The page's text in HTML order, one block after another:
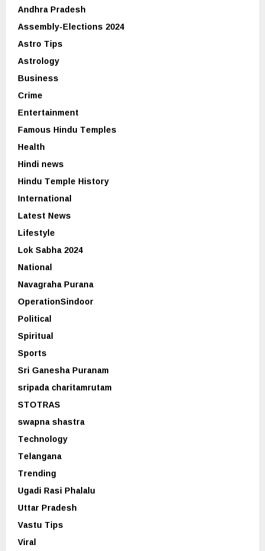
Andhra Pradesh
Assembly-Elections 2024
Astro Tips
Astrology
Business
Crime
Entertainment
Famous Hindu Temples
Health
Hindi news
Hindu Temple History
International
Latest News
Lifestyle
Lok Sabha 2024
National
Navagraha Purana
OperationSindoor
Political
Spiritual
Sports
Sri Ganesha Puranam
sripada charitamrutam
STOTRAS
swapna shastra
Technology
Telangana
Trending
Ugadi Rasi Phalalu
Uttar Pradesh
Vastu Tips
Viral